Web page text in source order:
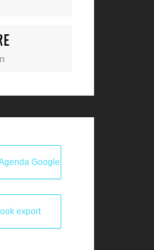
Google
export